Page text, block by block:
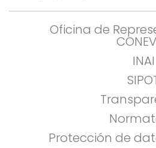
Oficina de
INAI
Protección de